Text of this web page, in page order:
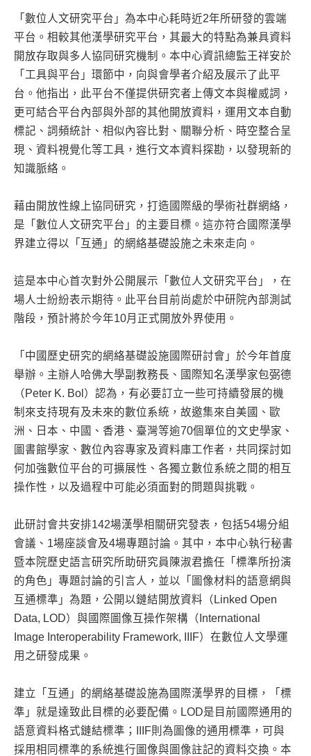
「數位人文研究平台」為本中心耗時近2年所研發的雲端
平台。相較其他漢學研究平台，其最大的特點為兼具資料
開放存取與多人協同研究機制。本中心資訊總監王祥安於
「工具與平台」環節中，向與會學者介紹及展示了此平
台。他指出，此平台不僅提供研究者上傳文本與權威詞，
更可結合平台內部與外部的其他開放資料，運用文本自動
標記、詞頻統計、相似內容比對、關聯分析、時空整合呈
現、資料視覺化等工具，進行文本資料探勘，以發現新的
知識脈絡。
藉由開放性線上協同研究，打造國際級的學術社群網絡，
是「數位人文研究平台」的主要目標。這亦符合國際漢學
界建立得以「互通」的網絡基礎設施之未來走向。
這是本中心首次對外公開展示「數位人文研究平台」，在
場人士紛紛表示期待。此平台目前尚處於中研院內部測試
階段，預計將於今年10月正式開放外界使用。
「中國歷史研究的網絡基礎設施國際研討會」於今年首度
舉辦。主辦人哈佛大學副教務長、國際知名漢學家包弼德
（Peter K. Bol）認為，有必要訂立一些可持續發展的機
制來支持現有及未來的數位系統，故邀集來自美國、歐
洲、日本、中國、香港、臺灣等逾70個單位的文史學家、
圖書館學家、數位內容專家及資料庫工作者，共同探討如
何加強數位平台的可擴展性、各獨立數位系統之間的相互
操作性，以及過程中可能必須面對的問題與挑戰。
此研討會共安排142場漢學相關研究發表，包括54場分組
會議、1場座談會及4場專題討論。其中，本中心執行秘書
暨本院歷史語言研究所助研究員陳淑君擔任「標準所扮演
的角色」專題討論的引言人，並以「圖像材料的語意網與
互通標準」為題，公開以鏈結開放資料（Linked Open
Data, LOD）與國際圖像互操作架構（International
Image Interoperability Framework, IIIF）在數位人文學運
用之研發成果。
建立「互通」的網絡基礎設施為國際漢學界的目標，「標
準」就是達致此目標的必要配備。LOD是目前國際通用的
語意資料格式鏈結標準；IIIF則為圖像的通用標準，可與
採用相同標準的系統進行圖像與圖像註記的資料交換。本